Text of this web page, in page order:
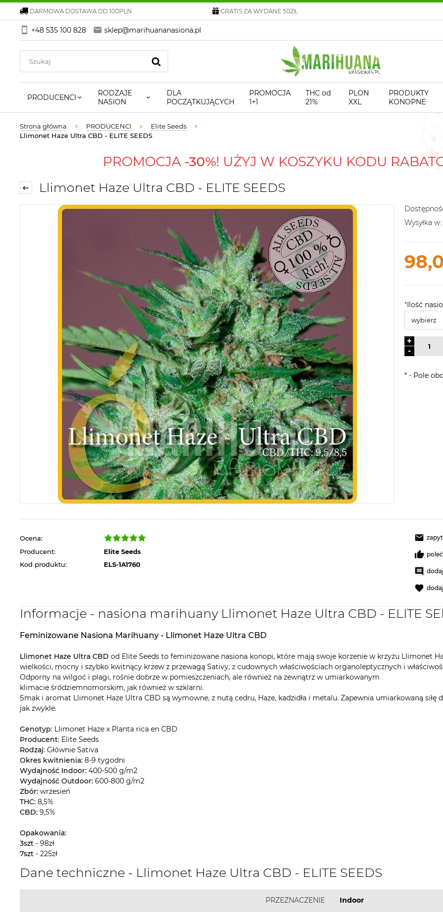
DARMOWA DOSTAWA OD 100PLN GRATIS ZA WYDANE 50ZŁ
+48 535 100 828 sklep@marihuananasiona.pl
PRODUCENCI
RODZAJE
NASION
DLA
POCZĄTKUJĄCYCH
PROMOCJA
1+1
THC od
21%
PLON
XXL
PRODUKTY
KONOPNE
Strona główna PRODUCENCI
Elite Seeds
Llimonet Haze Ultra CBD - ELITE SEEDS
PROMOCJA -30%! UŻYJ W KOSZYKU KODU
Llimonet Haze Ultra CBD - ELITE SEEDS
Wysyłka w:
*Ilość
-
+
* - Pole
Ocena:
Producent:
Elite Seeds
Kod produktu:
ELS-1A1760
Informacje - nasiona marihuany Llimonet Haze Ultra CBD - ELITE
Feminizowane Nasiona Marihuany - Llimonet Haze Ultra CBD
Llimonet Haze Ultra CBD od Elite Seeds to feminizowane nasiona konopi, które mają swoje korzenie w krzyżu Llimonet
wielkości, mocny i szybko kwitnący krzew z przewagą Sativy, z cudownych właściwościach organoleptycznych i
Odporny na wilgoć i plagi, rośnie dobrze w pomieszczeniach, ale również na zewnątrz w umiarkowanym
klimacie śródziemnomorskim, jak również w szklarni.
Smak i aromat Llimonet Haze Ultra CBD są wymowne, z nutą cedru, Haze, kadzidła i metalu. Zapewnia umiarkowaną siłę
jak zwykle.
Genotyp: LIimonet Haze x Planta rica en CBD
Producent: Elite Seeds
Rodzaj: Głównie Sativa
Okres kwitnienia: 8-9 tygodni
Wydajność Indoor: 400-500 g/m2
Wydajność Outdoor: 600-800 g/m2
Zbór: wrzesień
THC: 8,5%
CBD: 9,5%
Opakowania:
3szt - 98zł
7szt - 225zł
Dane techniczne - Llimonet Haze Ultra CBD - ELITE SEEDS
PRZEZNACZENIE Indoor